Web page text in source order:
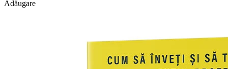
Adăugare